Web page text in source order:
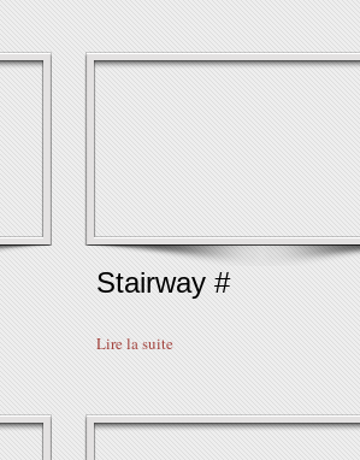
Stairway #
Lire la suite